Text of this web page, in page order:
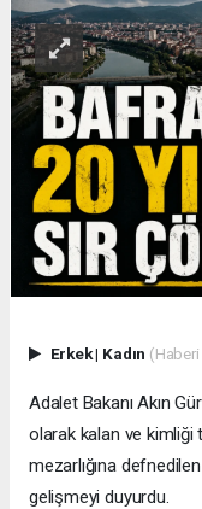
Erkek| Kadın
Adalet Bakanı Akın
olarak kalan ve
mezarlığına
gelişmeyi duyurdu.